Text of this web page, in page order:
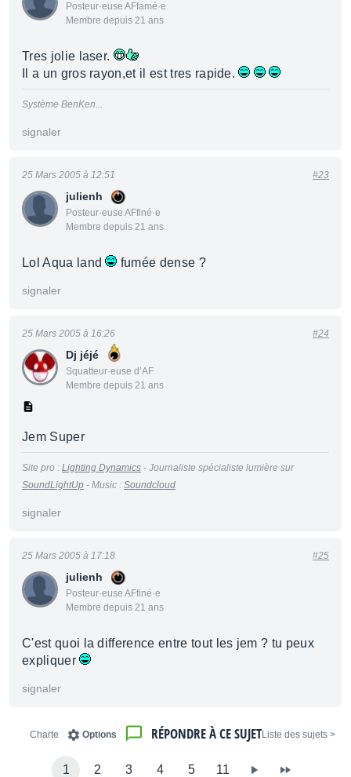
Posteur·euse AFfamé·e
Membre depuis 21 ans
Tres jolie laser.
Il a un gros rayon,et il est tres rapide.
Système BenKen...
signaler
julienh
Posteur·euse AFfiné·e
Membre depuis 21 ans
25 Mars 2005 à 12:51 #23
Lol Aqua land fumée dense ?
signaler
Dj jéjé
Squatteur·euse d’AF
Membre depuis 21 ans
25 Mars 2005 à 16:26 #24
Jem Super
Site pro : Lighting Dynamics - Journaliste spécialiste lumière sur
SoundLightUp - Music : Soundcloud
signaler
julienh
Posteur·euse AFfiné·e
Membre depuis 21 ans
25 Mars 2005 à 17:18 #25
C'est quoi la difference entre tout les jem ? tu peux
expliquer
signaler
< Liste des sujets
RÉPONDRE À CE SUJET
Options
Charte
1 2 3 4 5 11